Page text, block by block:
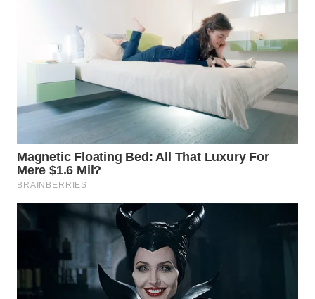
WN
TEBING
PAKPAK
WN
WN